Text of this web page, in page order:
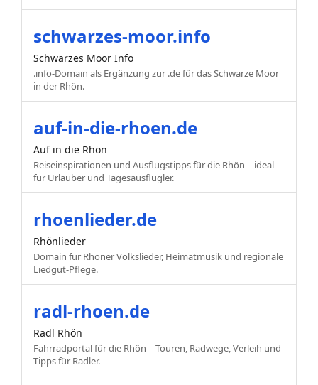
schwarzes-moor.info
Schwarzes Moor Info
.info-Domain als Ergänzung zur .de für das Schwarze Moor
in der Rhön.
auf-in-die-rhoen.de
Auf in die Rhön
Reiseinspirationen und Ausflugstipps für die Rhön – ideal
für Urlauber und Tagesausflügler.
rhoenlieder.de
Rhönlieder
Domain für Rhöner Volkslieder, Heimatmusik und regionale
Liedgut-Pflege.
radl-rhoen.de
Radl Rhön
Fahrradportal für die Rhön – Touren, Radwege, Verleih und
Tipps für Radler.